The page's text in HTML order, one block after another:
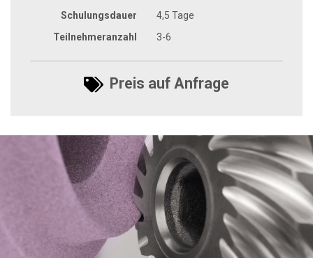
Schulungsdauer
4,5 Tage
Teilnehmeranzahl
3-6
Preis auf Anfrage